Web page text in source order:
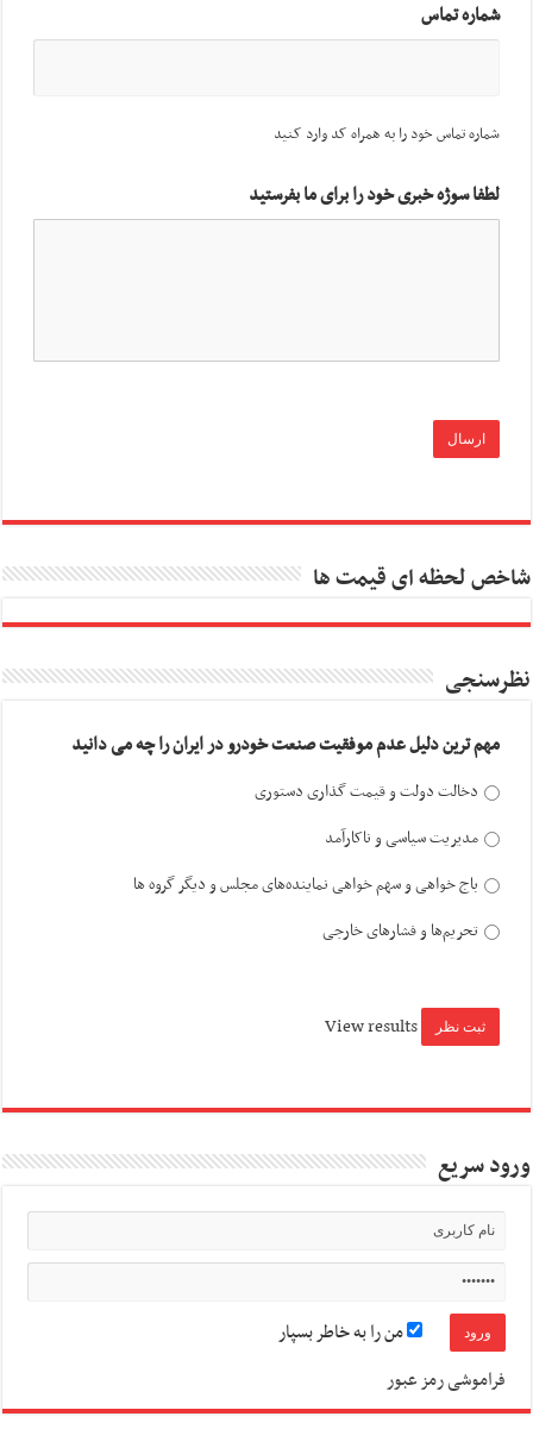
شماره تماس
شماره تماس خود را به همراه کد وارد کنید
لطفا سوژه خبری خود را برای ما بفرستید
شاخص لحظه ای قیمت ها
نظرسنجی
مهم ترین دلیل عدم موفقیت صنعت خودرو در ایران را چه می دانید
دخالت دولت و قیمت گذاری دستوری
مدیریت سیاسی و ناکارآمد
باج خواهی و سهم خواهی نماینده‌های مجلس و دیگر گروه ها
تحریم‌ها و فشارهای خارجی
View results
ورود سریع
من را به خاطر بسپار
فراموشی رمز عبور